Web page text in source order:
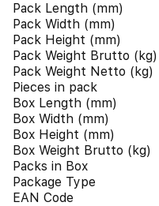
Pack Length (mm)
Pack Width (mm)
Pack Height (mm)
Pack Weight Brutto (kg)
Pack Weight Netto (kg)
Pieces in pack
Box Length (mm)
Box Width (mm)
Box Height (mm)
Box Weight Brutto (kg)
Packs in Box
Package Type
EAN Code